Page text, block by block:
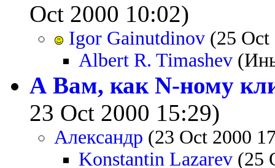
Oct 2000 10:02)
Igor Gainutdinov (25 Oct
Albert R. Timashev
А Вам, как N-ному
23 Oct 2000 15:29)
Александр (23 Oct 2000
Konstantin Lazarev (25